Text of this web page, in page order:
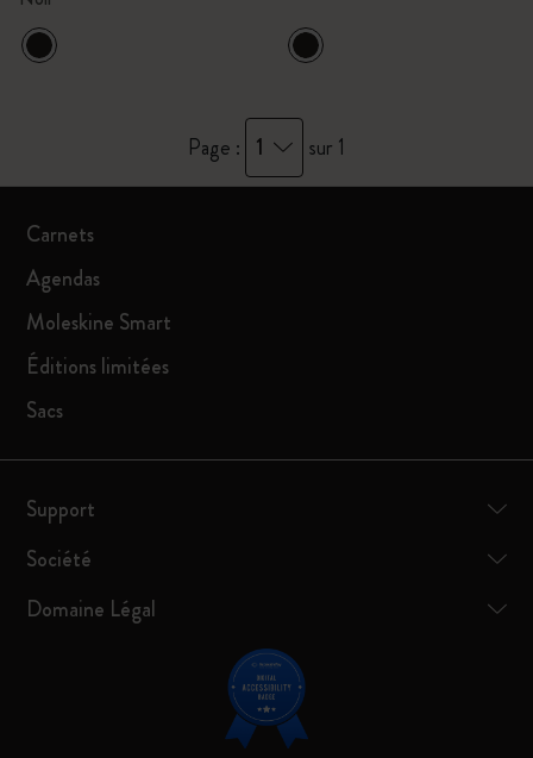
Page : 1 sur 1
Carnets
Agendas
Moleskine Smart
Éditions limitées
Sacs
Support
Société
Domaine Légal